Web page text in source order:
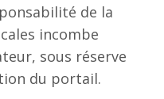
de la
incombe
sous réserve
du portail.